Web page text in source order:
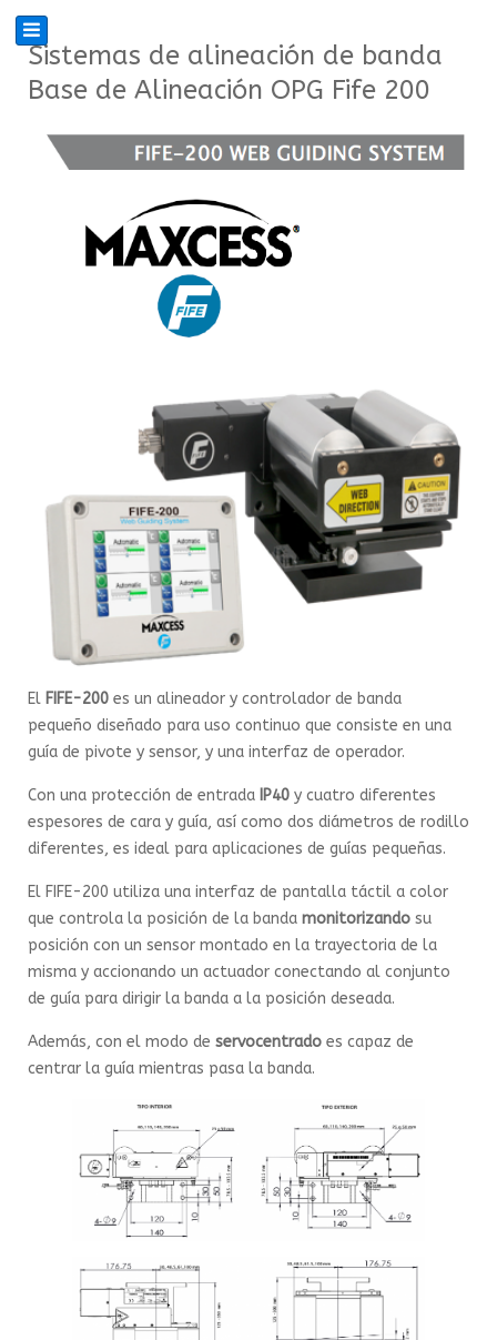
Sistemas de alineación de banda
Base de Alineación OPG Fife 200
El FIFE-200 es un alineador y controlador de banda
pequeño diseñado para uso continuo que consiste en una
guía de pivote y sensor, y una interfaz de operador.
Con una protección de entrada IP40 y cuatro diferentes
espesores de cara y guía, así como dos diámetros de rodillo
diferentes, es ideal para aplicaciones de guías pequeñas.
El FIFE-200 utiliza una interfaz de pantalla táctil a color
que controla la posición de la banda monitorizando su
posición con un sensor montado en la trayectoria de la
misma y accionando un actuador conectando al conjunto
de guía para dirigir la banda a la posición deseada.
Además, con el modo de servocentrado es capaz de
centrar la guía mientras pasa la banda.